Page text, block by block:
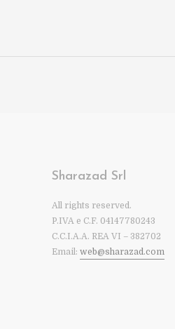
Sharazad Srl
All rights reserved.
P.IVA e C.F. 04147780243
C.C.I.A.A. REA VI – 382702
Email: web@sharazad.com